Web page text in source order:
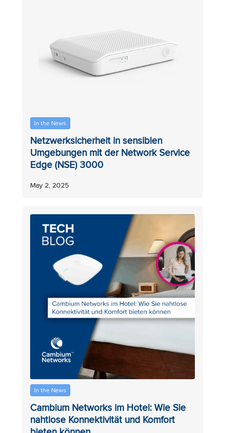
In the News
Netzwerksicherheit in sensiblen
Umgebungen mit der Network Service
Edge (NSE) 3000
May 2, 2025
In the News
Cambium Networks im Hotel: Wie Sie
nahtlose Konnektivität und Komfort